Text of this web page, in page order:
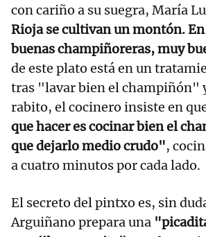
con cariño a su suegra, María
Rioja se cultivan un montón.
buenas champiñoreras, muy
de este plato está en un
tras "lavar bien el champiñón"
rabito, el cocinero insiste en
que hacer es cocinar bien el
que dejarlo medio crudo",
a cuatro minutos por cada lado.
El secreto del pintxo es, sin
Arguiñano prepara una